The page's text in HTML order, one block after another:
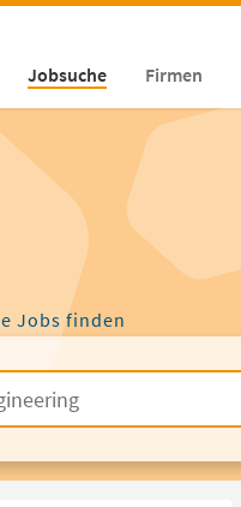
Jobsuche Firmen
Jobs finden